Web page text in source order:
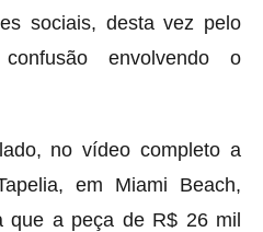
sociais, desta vez pelo
envolvendo o
no vídeo completo a
em Miami Beach,
que a peça de R$ 26 mil